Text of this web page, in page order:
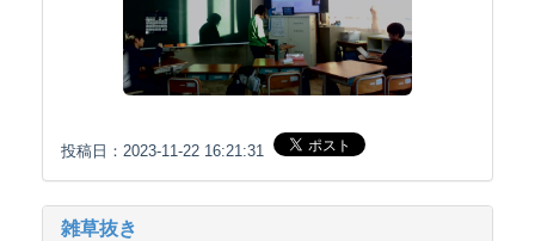
投稿日：2023-11-22 16:21:31
雑草抜き